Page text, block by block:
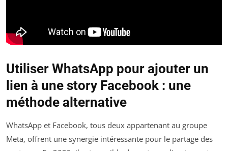
Utiliser WhatsApp pour ajouter un
lien à une story Facebook : une
méthode alternative
WhatsApp et Facebook, tous deux appartenant au groupe
Meta, offrent une synergie intéressante pour le partage des